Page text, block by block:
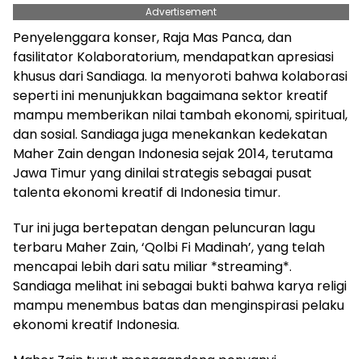
Advertisement
Penyelenggara konser, Raja Mas Panca, dan
fasilitator Kolaboratorium, mendapatkan apresiasi
khusus dari Sandiaga. Ia menyoroti bahwa kolaborasi
seperti ini menunjukkan bagaimana sektor kreatif
mampu memberikan nilai tambah ekonomi, spiritual,
dan sosial. Sandiaga juga menekankan kedekatan
Maher Zain dengan Indonesia sejak 2014, terutama
Jawa Timur yang dinilai strategis sebagai pusat
talenta ekonomi kreatif di Indonesia timur.
Tur ini juga bertepatan dengan peluncuran lagu
terbaru Maher Zain, ‘Qolbi Fi Madinah’, yang telah
mencapai lebih dari satu miliar *streaming*.
Sandiaga melihat ini sebagai bukti bahwa karya religi
mampu menembus batas dan menginspirasi pelaku
ekonomi kreatif Indonesia.